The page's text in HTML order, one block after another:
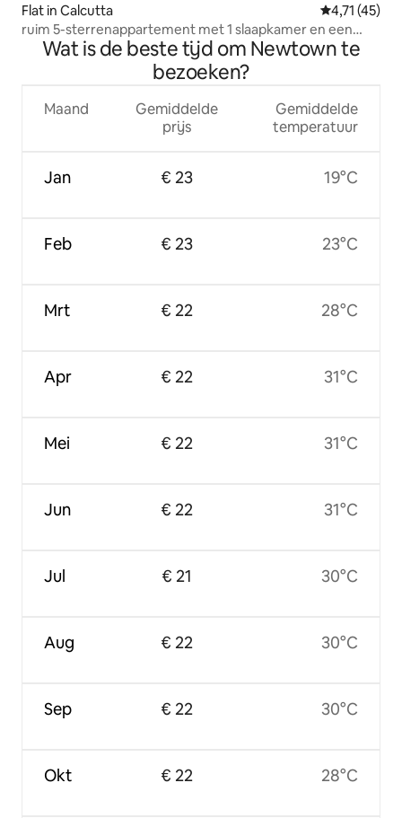
Flat in Calcutta Gemiddelde
4,71 (45)
ruim 5-sterrenappartement met 1 slaapkamer en een
zwembad
Wat is de beste tijd om Newtown te
bezoeken?
Maand
Jan
Feb
Mrt
Apr
Mei
Jun
Jul
Aug
Sep
Okt
Gemiddelde
prijs
€ 23
€ 23
€ 22
€ 22
€ 22
€ 22
€ 21
€ 22
€ 22
€ 22
Gemiddelde
temperatuur
19°C
23°C
28°C
31°C
31°C
31°C
30°C
30°C
30°C
28°C